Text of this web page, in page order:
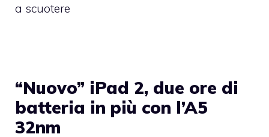
a scuotere
“Nuovo” iPad 2, due ore di
batteria in più con l’A5
32nm